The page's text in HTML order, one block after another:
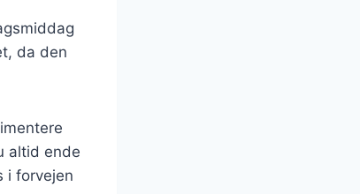
da den
altid ende
i forvejen